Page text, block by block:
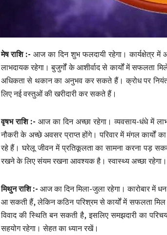
मेष राशि :- आज का दिन शुभ फलदायी रहेगा। कार्यक्षेत्र में
लाभदायक रहेगा। बुजुर्गों के आशीर्वाद से कार्यों में सफलता
अधिकता से थकान का अनुभव कर सकते हैं। क्रोध पर
लिए नई वस्तुओं की खरीदारी कर सकते हैं।
वृषभ राशि :- आज का दिन अच्छा रहेगा। व्यवसाय-धंधे में
नौकरी के अच्छे अवसर प्राप्त होंगे। परिवार में मंगल कार्यों
रहे हैं। घरेलू जीवन में प्रतिकूलता का सामना करना पड़
रखने के लिए संयम रखना आवश्यक है। स्वास्थ्य अच्छा रहेगा।
मिथुन राशि :- आज का दिन मिला-जुला रहेगा। कारोबार में
आ सकती हैं, लेकिन कठिन परिश्रम से कार्यों में सफलता मिल
विवाद की स्थिति बन सकती है, इसलिए समझदारी का
सहयोग रहेगा। सेहत का ध्यान रखें।